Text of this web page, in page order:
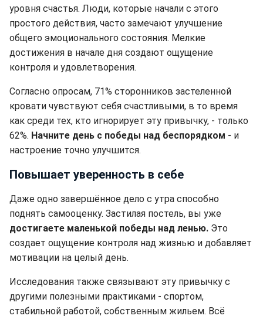
уровня счастья. Люди, которые начали с этого
простого действия, часто замечают улучшение
общего эмоционального состояния. Мелкие
достижения в начале дня создают ощущение
контроля и удовлетворения.
Согласно опросам, 71% сторонников застеленной
кровати чувствуют себя счастливыми, в то время
как среди тех, кто игнорирует эту привычку, - только
62%. Начните день с победы над беспорядком - и
настроение точно улучшится.
Повышает уверенность в себе
Даже одно завершённое дело с утра способно
поднять самооценку. Застилая постель, вы уже
достигаете маленькой победы над ленью. Это
создает ощущение контроля над жизнью и добавляет
мотивации на целый день.
Исследования также связывают эту привычку с
другими полезными практиками - спортом,
стабильной работой, собственным жильем. Всё